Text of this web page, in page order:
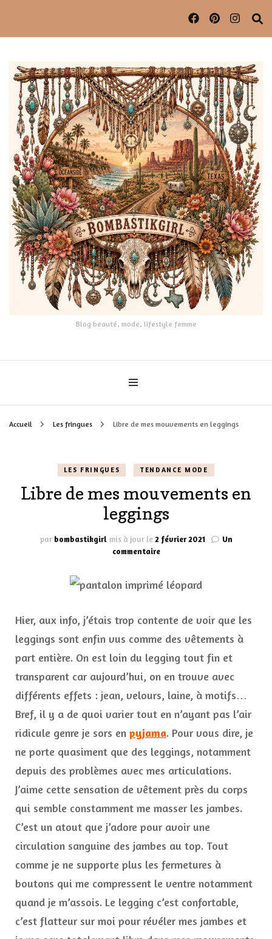
Blog beauté, mode, lifestyle femme
Accueil Les fringues Libre de mes mouvements en leggings
LES FRINGUES TENDANCE MODE
Libre de mes mouvements en
leggings
par bombastikgirl mis à jour le2 février 2021
Un
commentairesur
mes
leggings
Hier, aux info, j’étais trop contente de voir que les
leggings sont enfin vus comme des vêtements à
part entière. On est loin du legging tout fin et
transparent car aujourd’hui, on en trouve avec
différents effets : jean, velours, laine, à motifs…
Bref, il y a de quoi varier tout en n’ayant pas l’air
ridicule genre je sors en pyjama. Pour vous dire, je
ne porte quasiment que des leggings, notamment
depuis des problèmes avec mes articulations.
J’aime cette sensation de vêtement près du corps
qui semble constamment me masser les jambes.
C’est un atout que j’adore pour avoir une
circulation sanguine des jambes au top. Tout
comme je ne supporte plus les fermetures à
boutons qui me compressent le ventre notamment
quand je m’assois. Le legging c’est confortable,
c’est flatteur sur moi pour révéler mes jambes et